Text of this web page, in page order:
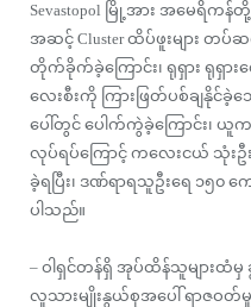
Sevastopol မြို့အား အမေ
အဆင့် Cluster ထိပ်ဖူးများ တပ်ဆ
တိုက်ခိုက်ခဲ့ကြောင်း၊ ရုရှား ရုရှ
လေးစီးကို ကြားဖြတ်ပစ်ချနိုင်ခဲ့
ပေါ်တွင် ပေါက်ကွဲခဲ့ကြောင်း၊
လုပ်ရပ်ကြောင့် ကလေးငယ် သုံးဦ
ခဲ့ရပြီး၊ ဒဏ်ရာရသူဦးရေ ၁၅၀ ကျ
ပါသည်။
– ဝါရှင်တန်ရှိ အုပ်ထိန်သူများထံ
လူသားမျိုးနွယ်စုအပေါ် ရာဇဝတ်